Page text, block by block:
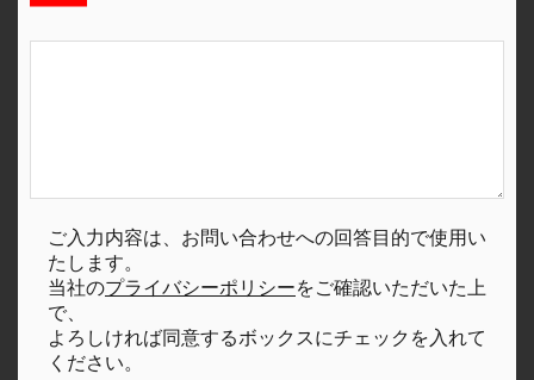
ご入力内容は、お問い合わせへの回答目的で使用い
たします。
当社のプライバシーポリシーをご確認いただいた上
で、
よろしければ同意するボックスにチェックを入れて
ください。